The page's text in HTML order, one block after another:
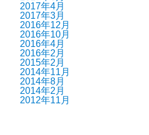
2017年4月
2017年3月
2016年12月
2016年10月
2016年4月
2016年2月
2015年2月
2014年11月
2014年8月
2014年2月
2012年11月